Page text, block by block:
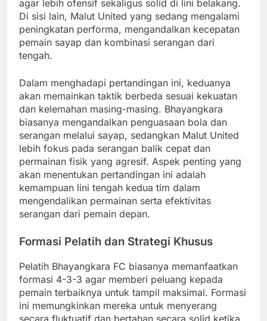
agar lebih ofensif sekaligus solid di lini belakang.
Di sisi lain, Malut United yang sedang mengalami
peningkatan performa, mengandalkan kecepatan
pemain sayap dan kombinasi serangan dari
tengah.
Dalam menghadapi pertandingan ini, keduanya
akan memainkan taktik berbeda sesuai kekuatan
dan kelemahan masing-masing. Bhayangkara
biasanya mengandalkan penguasaan bola dan
serangan melalui sayap, sedangkan Malut United
lebih fokus pada serangan balik cepat dan
permainan fisik yang agresif. Aspek penting yang
akan menentukan pertandingan ini adalah
kemampuan lini tengah kedua tim dalam
mengendalikan permainan serta efektivitas
serangan dari pemain depan.
Formasi Pelatih dan Strategi Khusus
Pelatih Bhayangkara FC biasanya memanfaatkan
formasi 4-3-3 agar memberi peluang kepada
pemain terbaiknya untuk tampil maksimal. Formasi
ini memungkinkan mereka untuk menyerang
secara fluktuatif dan bertahan secara solid ketika